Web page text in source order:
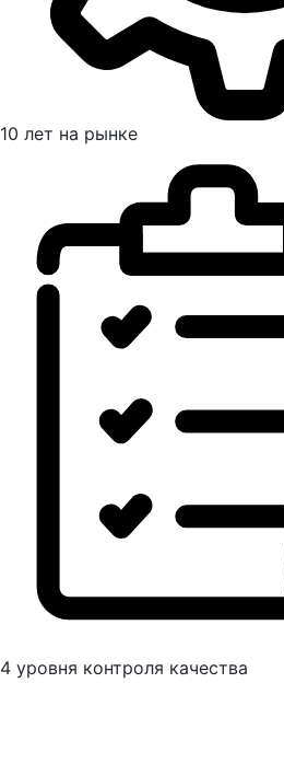
10 лет на рынке
4 уровня контроля качества